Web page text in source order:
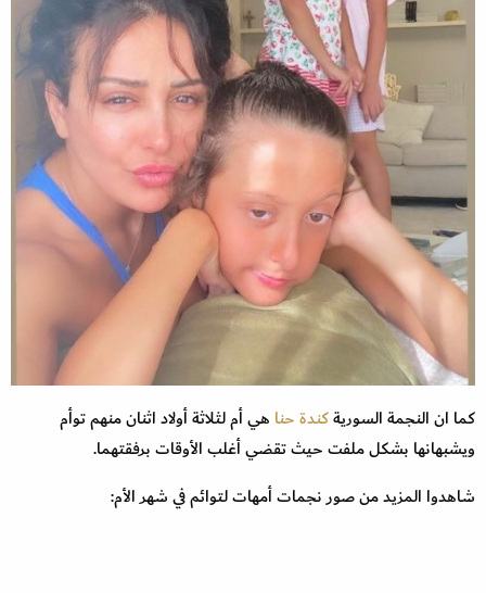
كما ان النجمة السوريةكندة حنا هي أم لثلاثة أولاد اثنان منهم توأم
ويشبهانها بشكل ملفت حيث تقضي أغلب الأوقات برفقتهما.
شاهدوا المزيد من صور نجمات أمهات لتوائم في شهر الأم: